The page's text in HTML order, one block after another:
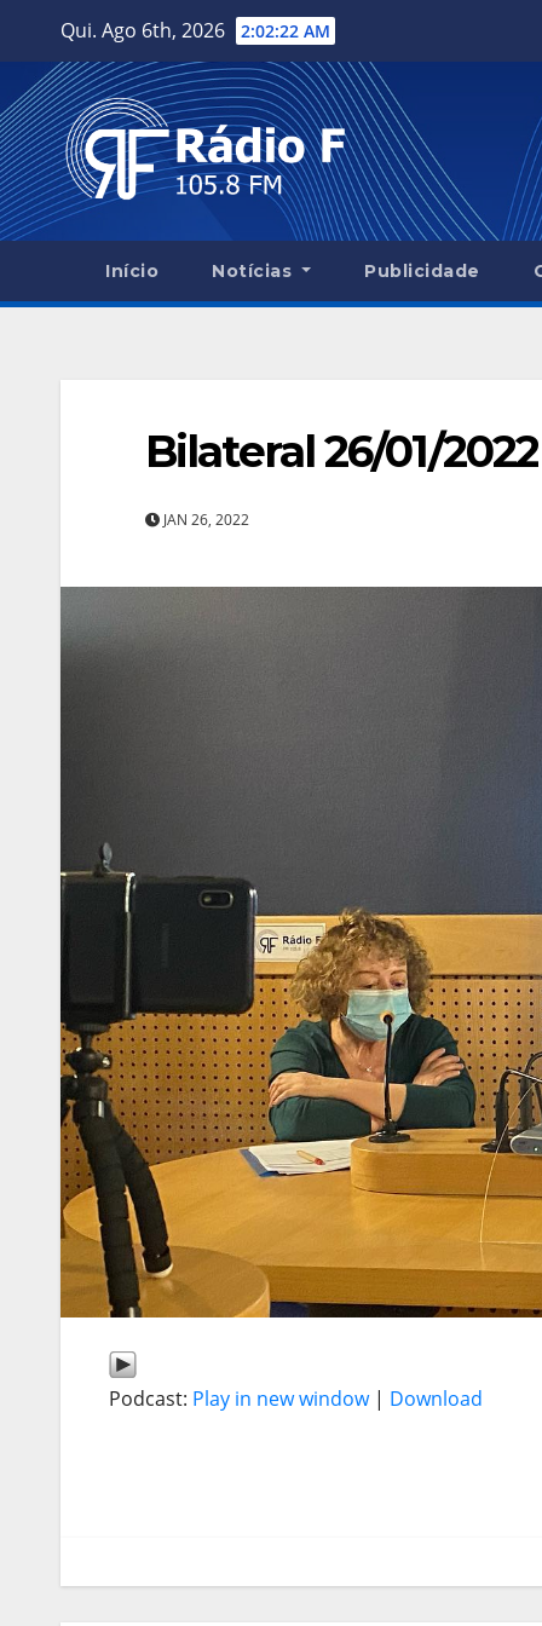
content
Qui. Ago 6th, 2026 2:02:23 AM
Início Notícias Publicidade
Bilateral 26/01/2022
JAN 26, 2022
Podcast: Play in new window| Download